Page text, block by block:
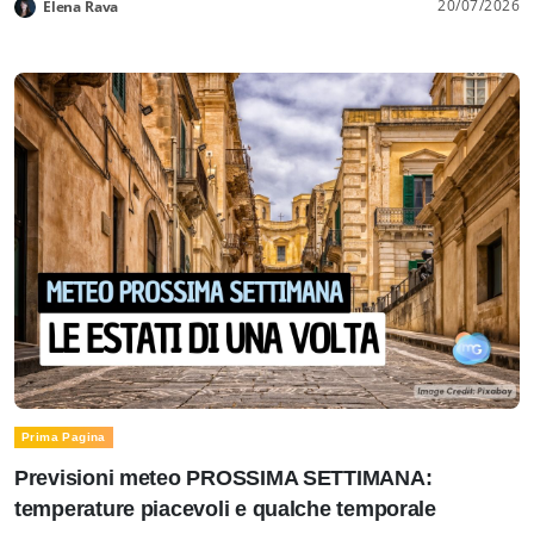
Elena Rava 20/07/2026
Prima Pagina
Previsioni meteo PROSSIMA SETTIMANA:
temperature piacevoli e qualche temporale